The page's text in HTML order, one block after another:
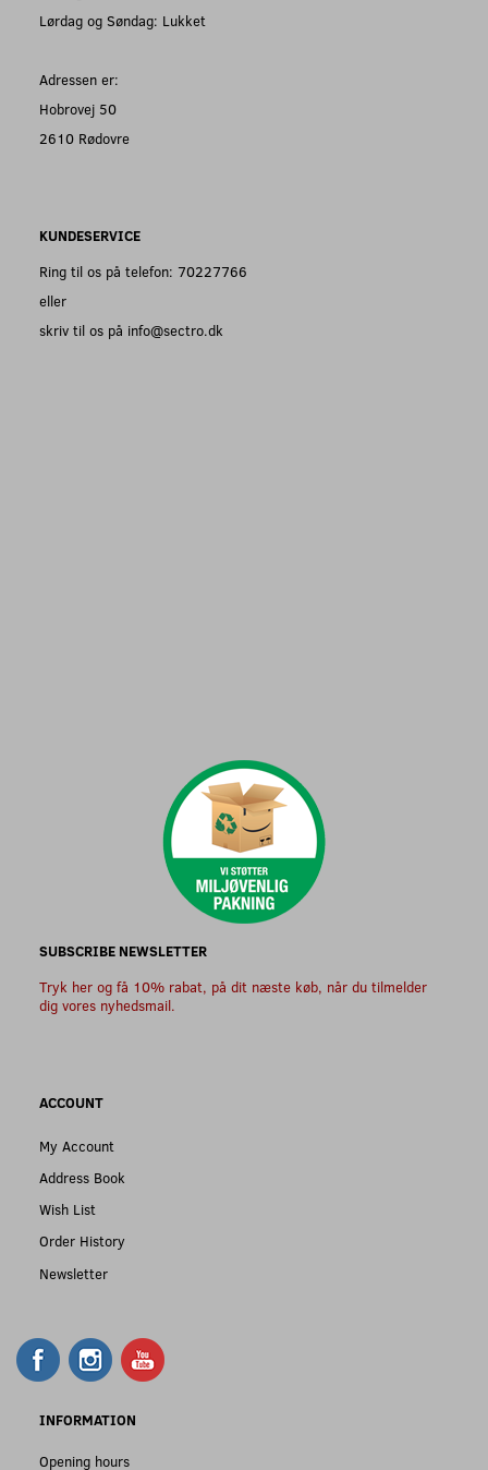
Lørdag og Søndag: Lukket
Adressen er:
Hobrovej 50
2610 Rødovre
KUNDESERVICE
Ring til os på telefon: 70227766
eller
skriv til os på info@sectro.dk
SUBSCRIBE NEWSLETTER
Tryk her og få 10% rabat, på dit næste køb, når du tilmelder
dig vores nyhedsmail.
ACCOUNT
My Account
Address Book
Wish List
Order History
Newsletter
INFORMATION
Opening hours